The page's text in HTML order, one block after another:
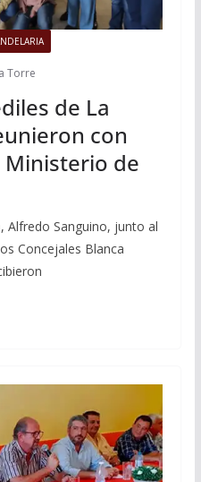
Torre
de La
con
de
Alfredo Sanguino, junto al
Concejales Blanca